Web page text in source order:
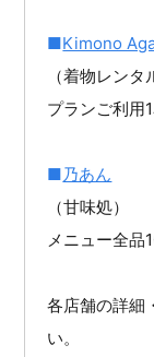
■Kimono
（着物レンタ
プランご利用
■乃あん
（甘味処）
メニュー全品
各店舗の詳細
い。